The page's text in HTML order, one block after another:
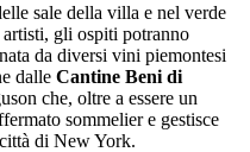
sale della villa e nel verde
gli ospiti potranno
da diversi vini piemontesi
dalle Cantine Beni di
che, oltre a essere un
sommelier e gestisce
di New York.